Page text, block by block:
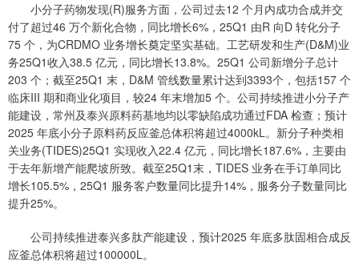
小分子药物发现(R)服务方面，公司过去12 个月内成功合成并交
付了超过46 万个新化合物，同比增长6%，25Q1 由R 向D 转化分子
75 个，为CRDMO 业务增长奠定坚实基础。工艺研发和生产(D&M)业
务25Q1收入38.5 亿元，同比增长13.8%。25Q1 公司新增分子总计
203 个；截至25Q1 末，D&M 管线数量累计达到3393个，包括157 个
临床III 期和商业化项目，较24 年末增加5 个。公司持续推进小分子产
能建设，常州及泰兴原料药基地均以零缺陷成功通过FDA 检查；预计
2025 年底小分子原料药反应釜总体积将超过4000kL。新分子种类相
关业务(TIDES)25Q1 实现收入22.4 亿元，同比增长187.6%，主要由
于去年新增产能爬坡所致。截至25Q1末，TIDES 业务在手订单同比
增长105.5%，25Q1 服务客户数量同比提升14%，服务分子数量同比
提升25%。
公司持续推进泰兴多肽产能建设，预计2025 年底多肽固相合成反
应釜总体积将超过100000L。